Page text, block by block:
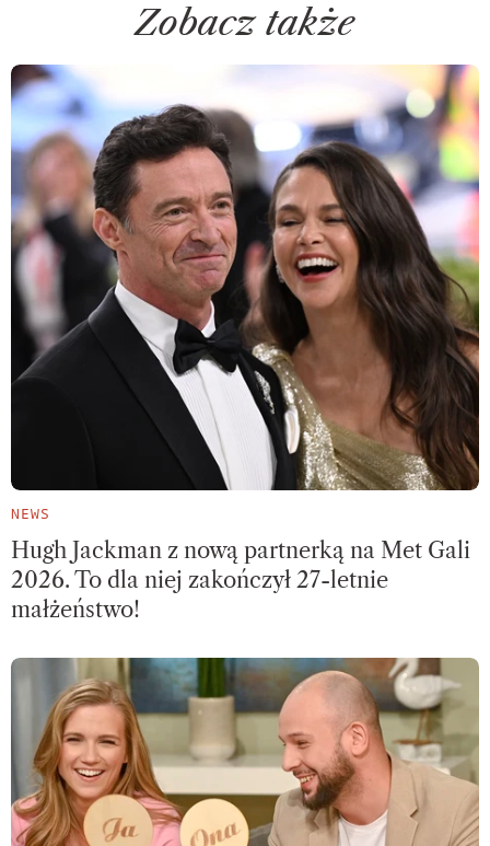
Zobacz także
NEWS
Hugh Jackman z nową partnerką na Met Gali
2026. To dla niej zakończył 27-letnie
małżeństwo!